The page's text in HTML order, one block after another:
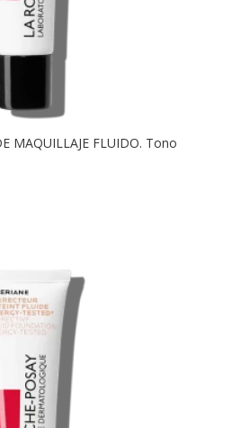
MAQUILLAJE FLUIDO. Tono